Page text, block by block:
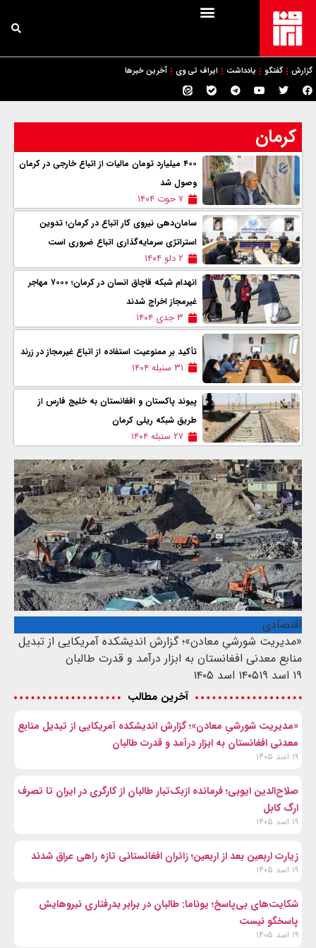
گزارش گفتگو یادداشت ایراف تی وی آخرین خبرها
کرمان
۴۰۰ میلیارد تومان مالیات از اتباع خارجی در کرمان
وصول شد
۷ حوت ۱۴۰۴
سامان‌دهی نیروی کار اتباع در کرمان؛ تدوین
استراتژی سرمایه‌گذاری اتباع ضروری است
۲ دلو ۱۴۰۴
انهدام شبکه قاچاق انسان در کرمان؛ ۷۰۰۰ مهاجر
غیرمجاز اخراج شدند
۳ جدی ۱۴۰۴
تأکید بر ممنوعیت استفاده از اتباع غیرمجاز در زرند
۳۱ سنبله ۱۴۰۴
پیوند پاکستان و افغانستان به خلیج فارس از
طریق شبکه ریلی کرمان
۲۷ سنبله ۱۴۰۴
اقتصادی
«مدیریت شورشیِ معادن»؛ گزارش اندیشکده آمریکایی از تبدیل
منابع معدنی افغانستان به ابزار درآمد و قدرت طالبان
۱۹ اسد ۱۴۰۵
۱۹ اسد ۱۴۰۵
آخرین مطالب
«مدیریت شورشیِ معادن»؛ گزارش اندیشکده آمریکایی از تبدیل منابع
معدنی افغانستان به ابزار درآمد و قدرت طالبان
۱۹ اسد ۱۴۰۵
صلاح‌الدین ایوبی؛ فرمانده ازبک‌تبار طالبان از کارگری در ایران تا تصرف
ارگ کابل
۱۹ اسد ۱۴۰۵
زیارت اربعین بعد از اربعین؛ زائران افغانستانی تازه راهی عراق شدند
۱۹ اسد ۱۴۰۵
شکایت‌های بی‌پاسخ؛ یوناما: طالبان در برابر بدرفتاری نیروهایش
پاسخگو نیست
۱۹ اسد ۱۴۰۵